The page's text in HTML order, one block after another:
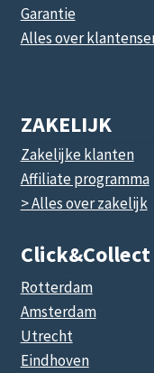
Garantie
Alles over
ZAKELIJK
Zakelijke klanten
Affiliate programma
> Alles over zakelijk
Click&collect
Rotterdam
Amsterdam
Utrecht
Eindhoven